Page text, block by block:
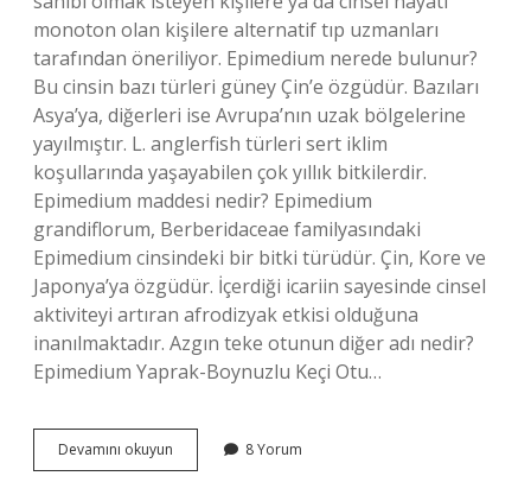
monoton olan kişilere alternatif tıp uzmanları
tarafından öneriliyor. Epimedium nerede bulunur?
Bu cinsin bazı türleri güney Çin’e özgüdür. Bazıları
Asya’ya, diğerleri ise Avrupa’nın uzak bölgelerine
yayılmıştır. L. anglerfish türleri sert iklim
koşullarında yaşayabilen çok yıllık bitkilerdir.
Epimedium maddesi nedir? Epimedium
grandiflorum, Berberidaceae familyasındaki
Epimedium cinsindeki bir bitki türüdür. Çin, Kore ve
Japonya’ya özgüdür. İçerdiği icariin sayesinde cinsel
aktiviteyi artıran afrodizyak etkisi olduğuna
inanılmaktadır. Azgın teke otunun diğer adı nedir?
Epimedium Yaprak-Boynuzlu Keçi Otu…
Devamını okuyun Epimediumda
Hangi
8 Yorum